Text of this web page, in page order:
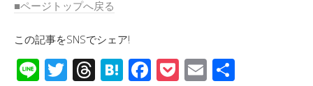
■ページトップへ戻る
この記事をSNSでシェア!
Li T T H F P E